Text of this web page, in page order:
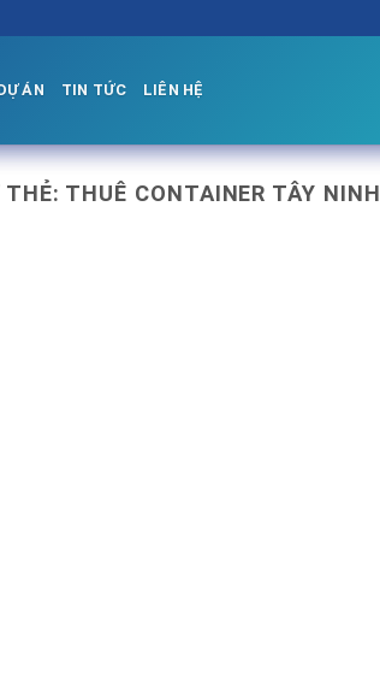
ÁN TIN TỨC LIÊN HỆ
THẺ: THUÊ CONTAINER TÂY NINH